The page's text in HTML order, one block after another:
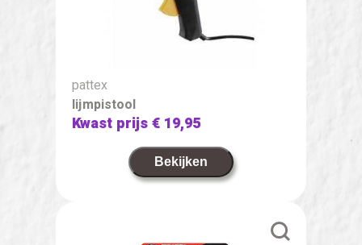
pattex
lijmpistool
Kwast prijs€ 19,95
Bekijken